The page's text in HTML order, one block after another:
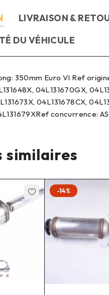
LIVRAISON &
DU VÉHICULE
350mm Euro VI Ref
04L131670GX,
04L131678CX,
concurrence:
similaires
-14%